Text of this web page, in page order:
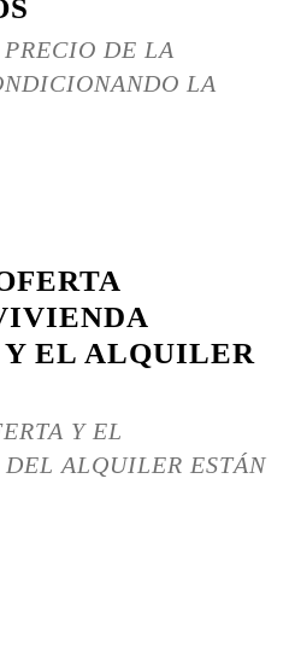
DE LA
LA
EL ALQUILER
Y EL
ALQUILER ESTÁN